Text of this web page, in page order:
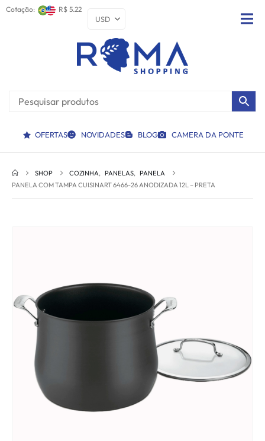
Cotação: R$ 5.22
OFERTAS NOVIDADES BLOG CAMERA DA PONTE
SHOP COZINHA, PANELAS, PANELA
PANELA COM TAMPA CUISINART 6466-26 ANODIZADA 12L – PRETA